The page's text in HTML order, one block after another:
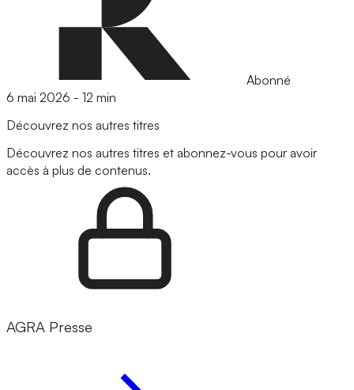
Abonné
6 mai 2026 - 12 min
Découvrez nos autres titres
Découvrez nos autres titres et abonnez-vous pour avoir
accès à plus de contenus.
AGRA Presse